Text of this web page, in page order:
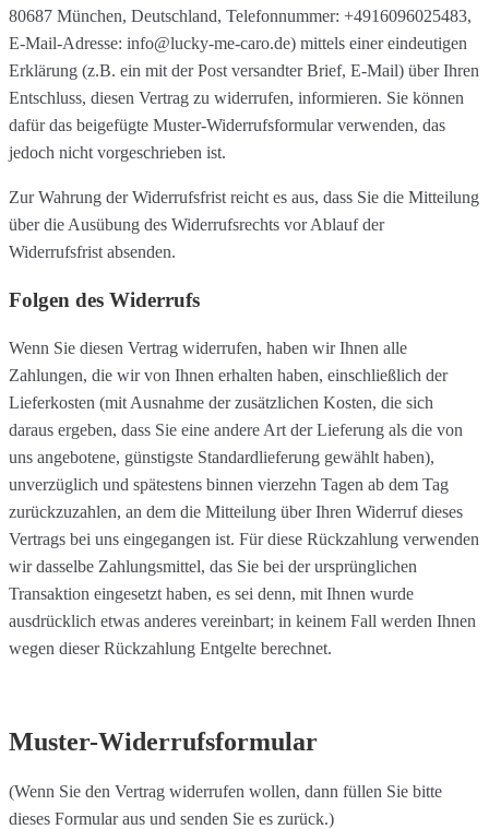
80687 München, Deutschland, Telefonnummer: +4916096025483,
E-Mail-Adresse: info@lucky-me-caro.de) mittels einer eindeutigen
Erklärung (z.B. ein mit der Post versandter Brief, E-Mail) über Ihren
Entschluss, diesen Vertrag zu widerrufen, informieren. Sie können
dafür das beigefügte Muster-Widerrufsformular verwenden, das
jedoch nicht vorgeschrieben ist.
Zur Wahrung der Widerrufsfrist reicht es aus, dass Sie die Mitteilung
über die Ausübung des Widerrufsrechts vor Ablauf der
Widerrufsfrist absenden.
Folgen des Widerrufs
Wenn Sie diesen Vertrag widerrufen, haben wir Ihnen alle
Zahlungen, die wir von Ihnen erhalten haben, einschließlich der
Lieferkosten (mit Ausnahme der zusätzlichen Kosten, die sich
daraus ergeben, dass Sie eine andere Art der Lieferung als die von
uns angebotene, günstigste Standardlieferung gewählt haben),
unverzüglich und spätestens binnen vierzehn Tagen ab dem Tag
zurückzuzahlen, an dem die Mitteilung über Ihren Widerruf dieses
Vertrags bei uns eingegangen ist. Für diese Rückzahlung verwenden
wir dasselbe Zahlungsmittel, das Sie bei der ursprünglichen
Transaktion eingesetzt haben, es sei denn, mit Ihnen wurde
ausdrücklich etwas anderes vereinbart; in keinem Fall werden Ihnen
wegen dieser Rückzahlung Entgelte berechnet.
Muster-Widerrufsformular
(Wenn Sie den Vertrag widerrufen wollen, dann füllen Sie bitte
dieses Formular aus und senden Sie es zurück.)